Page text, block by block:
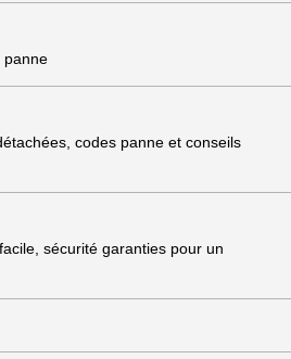
panne
codes panne et conseils
sécurité garanties pour un